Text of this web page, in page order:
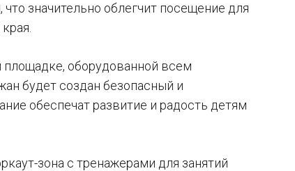
значительно облегчит посещение для
оборудованной всем
будет создан безопасный и
обеспечат развитие и радость детям
зона с тренажерами для занятий